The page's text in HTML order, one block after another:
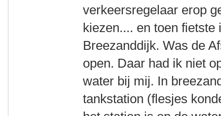
verkeersregelaar erop
kiezen.... en toen
Breezanddijk. Was de
open. Daar had ik niet
water bij mij. In
tankstation (flesjes